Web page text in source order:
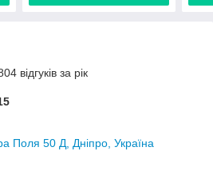
відгуків за рік
Поля 50 Д, Дніпро, Україна